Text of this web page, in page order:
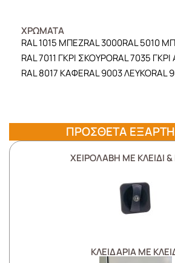
ΧΡΩΜΑΤΑ
RAL 1015 ΜΠΕΖRAL 3000RAL 5010
RAL 7011 ΓΚΡΙ ΣΚΟΥΡΟRAL 7035
RAL 8017 ΚΑΦΕRAL 9003 ΛΕΥΚΟRAL
ΠΡΟΣΘΕΤΑ
ΧΕΙΡΟΛΑΒΗ ΜΕ ΚΛΕΙΔΙ
ΚΛΕΙΔΑΡΙΑ ΜΕ